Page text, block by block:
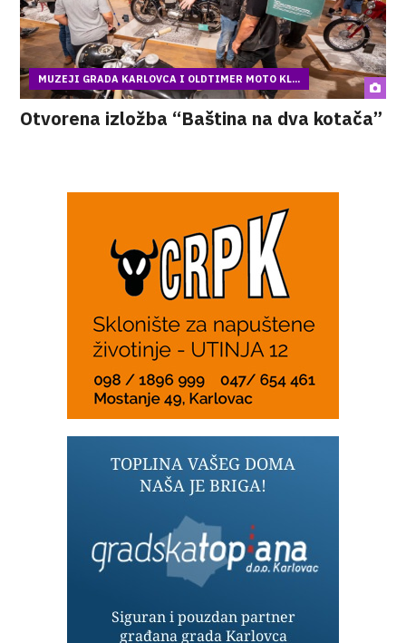
MUZEJI GRADA KARLOVCA I OLDTIMER MOTO KL...
Otvorena izložba “Baština na dva kotača”